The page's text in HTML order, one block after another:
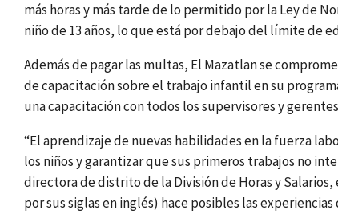
más horas y más tarde de lo permitido por la Ley de
niño de 13 años, lo que está por debajo del límite de
Además de pagar las multas, El Mazatlan se
de capacitación sobre el trabajo infantil en su
una capacitación con todos los supervisores y
“El aprendizaje de nuevas habilidades en la fuerza
los niños y garantizar que sus primeros trabajos no
directora de distrito de la División de Horas y Salarios,
por sus siglas en inglés) hace posibles las